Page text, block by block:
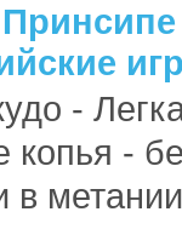
-
копья -
в